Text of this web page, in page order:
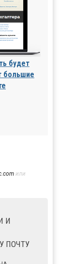
будет
большие
или
И
ПОЧТУ